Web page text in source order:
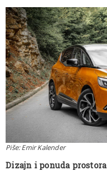
Piše: Emir Kalender
Dizajn i ponuda prostora